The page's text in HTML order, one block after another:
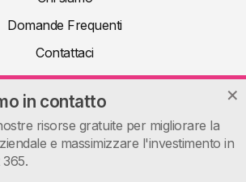
in contatto
risorse gratuite per migliorare la
e massimizzare l'investimento in
Domande Frequenti
Contattaci
Prenota una demo
Risorse utili
Guide